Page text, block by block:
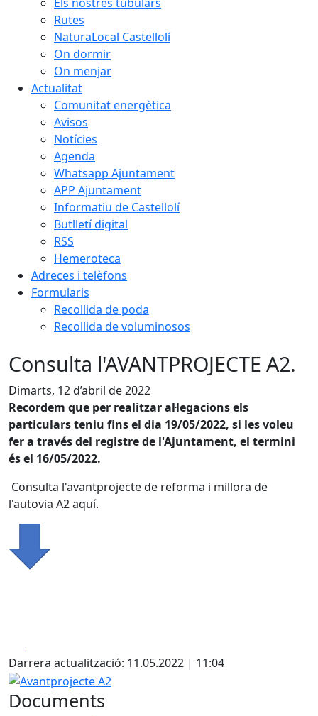
Rutes
NaturaLocal Castellolí
On dormir
On menjar
Actualitat
Comunitat energètica
Avisos
Notícies
Agenda
Whatsapp Ajuntament
APP Ajuntament
Informatiu de Castellolí
Butlletí digital
RSS
Hemeroteca
Adreces i telèfons
Formularis
Recollida de poda
Recollida de voluminosos
Consulta l'AVANTPROJECTE A2.
Dimarts, 12 d’abril de 2022
Recordem que per realitzar al·legacions els
particulars teniu fins el dia 19/05/2022, si les voleu
fer a través del registre de l'Ajuntament, el termini
és el 16/05/2022.
Consulta l'avantprojecte de reforma i millora de
l'autovia A2 aquí.
Darrera actualització: 11.05.2022 | 11:04
Avantprojecte A2
Documents